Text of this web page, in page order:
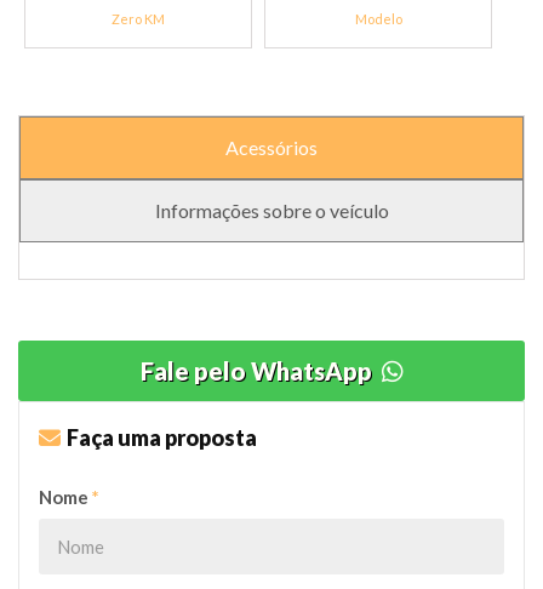
Zero KM Modelo
Acessórios
Informações sobre o veículo
Fale pelo WhatsApp
Faça uma proposta
Nome *